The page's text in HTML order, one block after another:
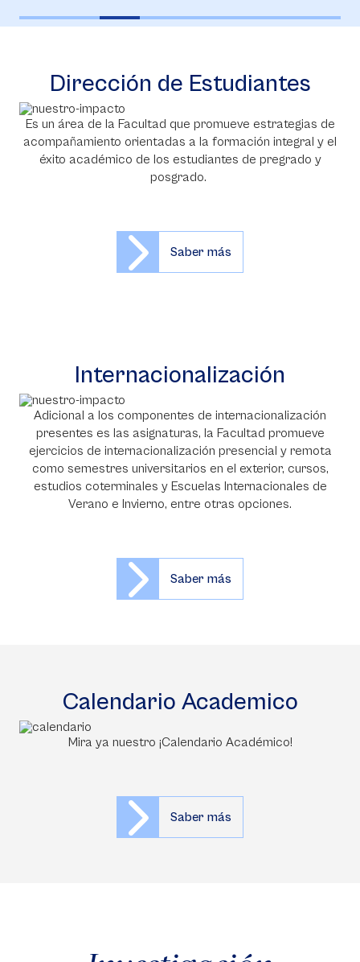
Dirección de Estudiantes
Es un área de la Facultad que promueve estrategias de
acompañamiento orientadas a la formación integral y el
éxito académico de los estudiantes de pregrado y
posgrado.
Saber más
Internacionalización
Adicional a los componentes de internacionalización
presentes es las asignaturas, la Facultad promueve
ejercicios de internacionalización presencial y remota
como semestres universitarios en el exterior, cursos,
estudios coterminales y Escuelas Internacionales de
Verano e Invierno, entre otras opciones.
Saber más
Calendario Academico
Mira ya nuestro ¡Calendario Académico!
Saber más